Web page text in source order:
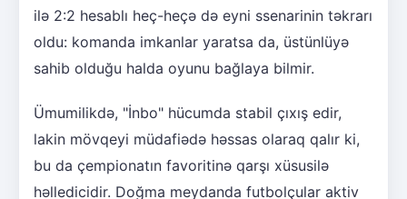
ilə 2:2 hesablı heç-heçə də eyni ssenarinin təkrarı
oldu: komanda imkanlar yaratsa da, üstünlüyə
sahib olduğu halda oyunu bağlaya bilmir.
Ümumilikdə, "İnbo" hücumda stabil çıxış edir,
lakin mövqeyi müdafiədə həssas olaraq qalır ki,
bu da çempionatın favoritinə qarşı xüsusilə
həlledicidir. Doğma meydanda futbolçular aktiv